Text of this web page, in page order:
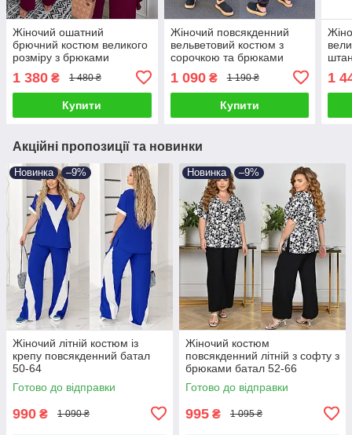
Жіночий ошатний
брючний костюм великого
розміру з брюками
1 380 ₴ 1 480 ₴
Купити
Жіночий повсякденний
вельветовий костюм з
сорочкою та брюками
1 090₴ 1 190 ₴
Купити
1
Акційні пропозиції та новинки
Новинка –9%
Жіночий літній костюм із
крепу повсякденний батал
50-64
Готово до відправки
990 ₴ 1 090 ₴
Новинка –9%
Жіночий костюм
повсякденний літній з софту з
брюками батал 52-66
Готово до відправки
995 ₴ 1 095 ₴